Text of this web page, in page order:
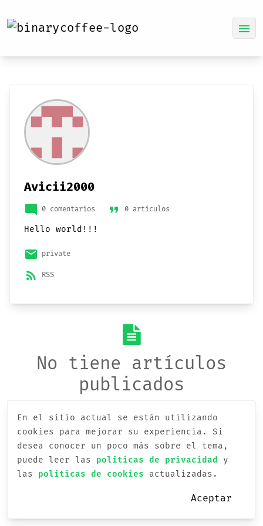
menu
Avicii2000
mode_comment 0 comentarios format_quote 0 artículos
Hello world!!!
email private
rss_feed RSS
No tiene artículos
publicados
En el sitio actual se están utilizando
cookies para mejorar su experiencia.
Si
desea conocer un poco más sobre el tema,
puede leer las políticas de privacidad
y
las políticas de cookies actualizadas.
Aceptar